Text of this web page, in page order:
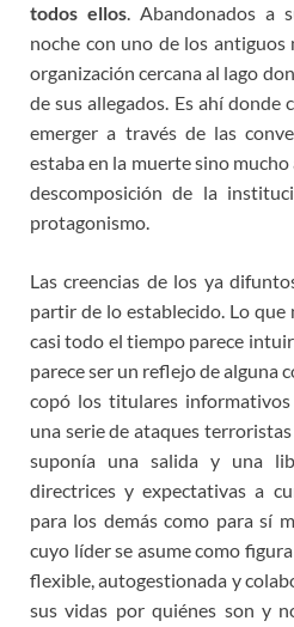
todos ellos. Abandonados a
noche con uno de los antiguos
organización cercana al lago
de sus allegados. Es ahí donde
emerger a través de las
estaba en la muerte sino
descomposición de la
protagonismo.
Las creencias de los ya
partir de lo establecido. Lo que
casi todo el tiempo parece
parece ser un reflejo de alguna
copó los titulares
una serie de ataques
suponía una salida y una
directrices y expectativas a
para los demás como para sí
cuyo líder se asume como
flexible, autogestionada y
sus vidas por quiénes son y